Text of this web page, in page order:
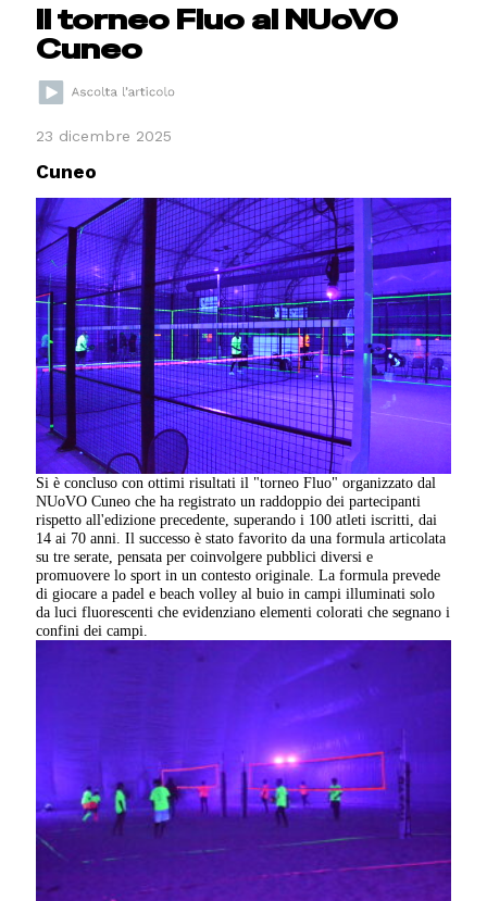
Il torneo Fluo al NUoVO
Cuneo
23 dicembre 2025
Cuneo
Si è concluso con ottimi risultati il "torneo Fluo" organizzato dal
NUoVO Cuneo che ha registrato un raddoppio dei partecipanti
rispetto all'edizione precedente, superando i 100 atleti iscritti, dai
14 ai 70 anni. Il successo è stato favorito da una formula articolata
su tre serate, pensata per coinvolgere pubblici diversi e
promuovere lo sport in un contesto originale. La formula prevede
di giocare a padel e beach volley al buio in campi illuminati solo
da luci fluorescenti che evidenziano elementi colorati che segnano i
confini dei campi.